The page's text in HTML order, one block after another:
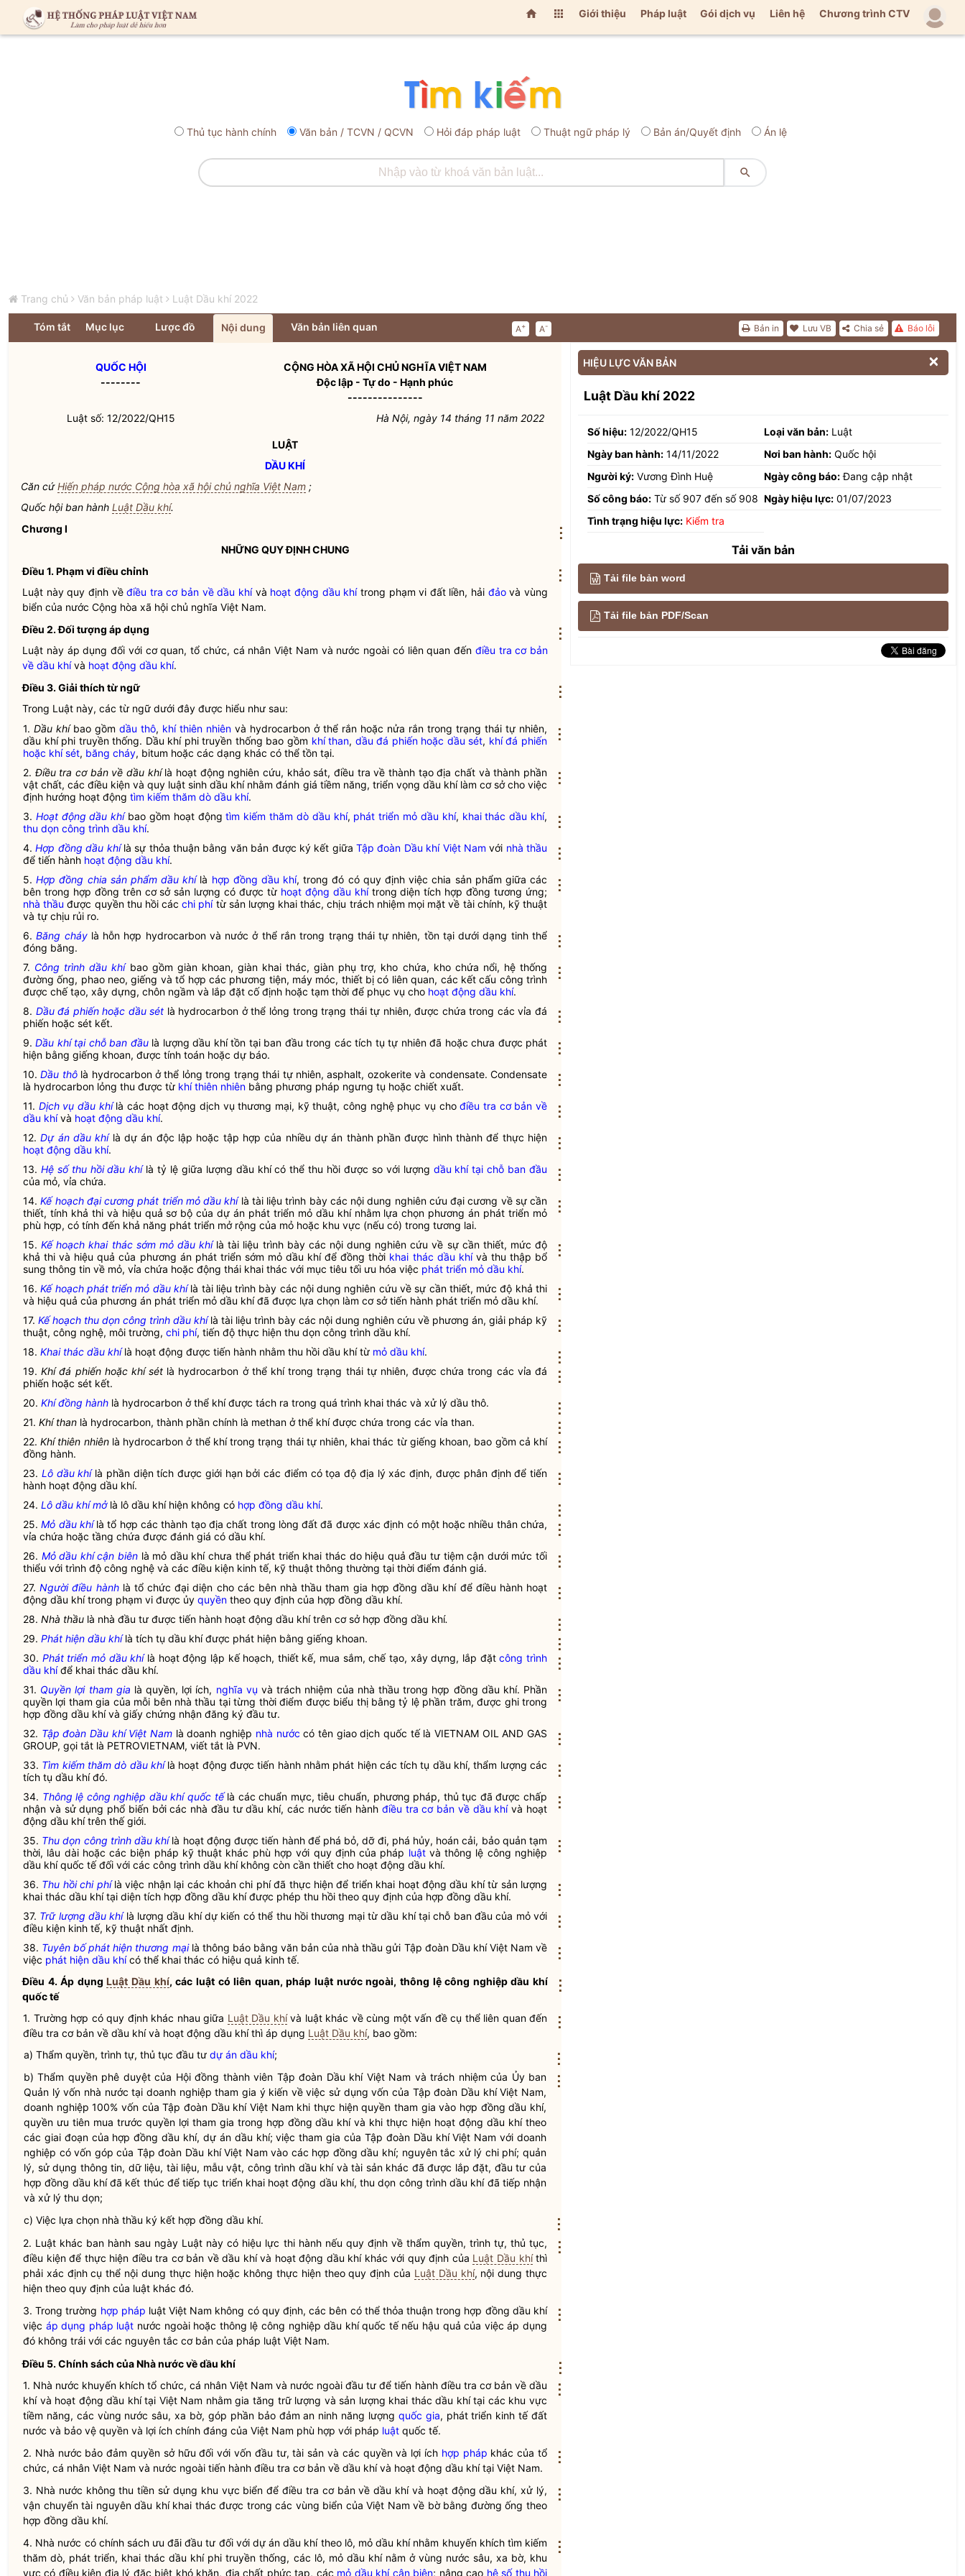
  Giới thiệu Pháp luật Gói dịch vụ Liên hệ Chương trình CTV
Thủ tục hành chính Văn bản / TCVN / QCVN Hỏi đáp pháp luật Thuật ngữ pháp lý Bản án/Quyết định Án lệ

Trang chủ Văn bản pháp luật Luật Dầu khí 2022
Tóm tắt Mục lục Lược đồ Nội dung Văn bản liên quan A+ A- Báo lỗi
Chia sẻ
Lưu VB
Bản in
QUỐC HỘI
--------
CỘNG HÒA XÃ HỘI CHỦ NGHĨA VIỆT NAM
Độc lập - Tự do - Hạnh phúc
---------------
Luật số: 12/2022/QH15
Hà Nội, ngày 14 tháng 11 năm 2022
LUẬT
DẦU KHÍ
Căn cứHiến pháp nước Cộng hòa xã hội chủ nghĩa Việt Nam ;
Quốc hộiban hành Luật Dầu khí.
Chương I
NHỮNG QUY ĐỊNH CHUNG
Điều 1. Phạm vi điều chỉnh
Luật này quy định vềđiều tra cơ bản về dầu khívà hoạt động dầu khítrong phạm vi đất liền, hải đảovà vùng
biển của nước Cộng hòa xã hội chủ nghĩa Việt Nam.
Điều 2. Đối tượng áp dụng
Luật này áp dụng đối với cơ quan, tổ chức, cá nhân Việt Nam và nước ngoài có liên quan đến điều tra cơ bản
về dầu khívà hoạt động dầu khí.
Điều 3. Giải thích từ ngữ
Trong Luật này, các từ ngữ dưới đây được hiểu như sau:
1. Dầu khíbao gồm dầu thô, khí thiên nhiên và hydrocarbon ở thể rắn hoặc nửa rắn trong trạng thái tự nhiên,
dầu khíphi truyền thống. Dầu khíphi truyền thống bao gồm khí than, dầu đá phiến hoặc dầu sét, khí đá phiến
hoặc khí sét, băng cháy, bitum hoặc các dạng khác có thể tồn tại.
2. Điều tra cơ bản về dầu khílà hoạt động nghiên cứu, khảo sát, điều tra về thành tạo địa chất và thành phần
vật chất, các điều kiện và quy luật sinh dầu khí nhằm đánh giá tiềm năng, triển vọng dầu khí làm cơ sở cho việc
định hướng hoạt động tìm kiếm thăm dò dầu khí.
3. Hoạt động dầu khí bao gồm hoạt độngtìm kiếm thăm dò dầu khí, phát triển mỏ dầu khí, khai thác dầu khí,
thu dọn công trình dầu khí.
4.Hợp đồng dầu khílà sự thỏa thuận bằng văn bản được ký kết giữa Tập đoàn Dầu khí Việt Nam với nhà thầu
để tiến hành hoạt động dầu khí.
5.Hợp đồng chia sản phẩm dầu khílà hợp đồng dầu khí, trong đó có quy định việc chia sản phẩm giữa các
bên trong hợp đồng trên cơ sở sản lượng có được từ hoạt động dầu khítrong diện tích hợp đồng tương ứng;
nhà thầu được quyền thu hồi cácchi phítừ sản lượng khai thác, chịu trách nhiệm mọi mặt về tài chính, kỹ thuật
và tự chịu rủi ro.
6.Băng cháy là hỗn hợp hydrocarbon và nước ở thể rắn trong trạng thái tự nhiên, tồn tại dưới dạng tinh thể
đóng băng.
7. Công trình dầu khíbao gồm giàn khoan, giàn khai thác, giàn phụ trợ, kho chứa, kho chứa nổi, hệ thống
đường ống, phao neo, giếng và tổ hợp các phương tiện, máy móc, thiết bị có liên quan, các kết cấu công trình
được chế tạo, xây dựng, chôn ngầm và lắp đặt cố định hoặc tạm thời để phục vụ cho hoạt động dầu khí.
8. Dầu đá phiến hoặc dầu sét là hydrocarbon ở thể lỏng trong trạng thái tự nhiên, được chứa trong các vỉa đá
phiến hoặc sét kết.
9.Dầu khí tại chỗ ban đầulà lượng dầu khí tồn tại ban đầu trong các tích tụ tự nhiên đã hoặc chưa được phát
hiện bằng giếng khoan, được tính toán hoặc dự báo.
10.Dầu thôlà hydrocarbon ở thể lỏng trong trạng thái tự nhiên, asphalt, ozokerite và condensate. Condensate
là hydrocarbon lỏng thu được từ khí thiên nhiên bằng phương pháp ngưng tụ hoặc chiết xuất.
11. Dịch vụ dầu khílà các hoạt động dịch vụ thương mại, kỹ thuật, công nghệ phục vụ chođiều tra cơ bản về
dầu khívà hoạt động dầu khí.
12.Dự án dầu khí là dự án độc lập hoặc tập hợp của nhiều dự án thành phần được hình thành để thực hiện
hoạt động dầu khí.
13. Hệ số thu hồi dầu khílà tỷ lệ giữa lượng dầu khí có thể thu hồi được so với lượng dầu khí tại chỗ ban đầu
của mỏ, vỉa chứa.
14.Kế hoạch đại cương phát triển mỏ dầu khí là tài liệu trình bày các nội dung nghiên cứu đại cương về sự cần
thiết, tính khả thi và hiệu quả sơ bộ của dự án phát triển mỏ dầu khí nhằm lựa chọn phương án phát triển mỏ
phù hợp, có tính đến khả năng phát triển mở rộng của mỏ hoặc khu vực (nếu có) trong tương lai.
15.Kế hoạch khai thác sớm mỏ dầu khí là tài liệu trình bày các nội dung nghiên cứu về sự cần thiết, mức độ
khả thi và hiệu quả của phương án phát triển sớm mỏ dầu khí để đồng thời khai thác dầu khívà thu thập bổ
sung thông tin về mỏ, vỉa chứa hoặc động thái khai thác với mục tiêu tối ưu hóa việc phát triển mỏ dầu khí.
16.Kế hoạch phát triển mỏ dầu khí là tài liệu trình bày các nội dung nghiên cứu về sự cần thiết, mức độ khả thi
và hiệu quả của phương án phát triển mỏ dầu khí đã được lựa chọn làm cơ sở tiến hành phát triển mỏ dầu khí.
17. Kế hoạch thu dọn công trình dầu khílà tài liệu trình bày các nội dung nghiên cứu về phương án, giải pháp kỹ
thuật, công nghệ, môi trường, chi phí, tiến độ thực hiện thu dọn công trình dầu khí.
18. Khai thác dầu khílà hoạt động được tiến hành nhằm thu hồi dầu khí từ mỏ dầu khí.
19.Khí đá phiến hoặc khí sét là hydrocarbon ở thể khí trong trạng thái tự nhiên, được chứa trong các vỉa đá
phiến hoặc sét kết.
20. Khí đồng hành là hydrocarbon ở thể khí được tách ra trong quá trình khai thác và xử lý dầu thô.
21. Khí than là hydrocarbon, thành phần chính là methan ở thể khí được chứa trong các vỉa than.
22.Khí thiên nhiênlà hydrocarbon ở thể khí trong trạng thái tự nhiên, khai thác từ giếng khoan, bao gồm cả khí
đồng hành.
23. Lô dầu khí là phần diện tích được giới hạn bởi các điểm có tọa độ địa lý xác định, được phân định để tiến
hành hoạt động dầu khí.
24. Lô dầu khí mở là lô dầu khí hiện không có hợp đồng dầu khí.
25.Mỏ dầu khílà tổ hợp các thành tạo địa chất trong lòng đất đã được xác định có một hoặc nhiều thân chứa,
vỉa chứa hoặc tầng chứa được đánh giá có dầu khí.
26. Mỏ dầu khí cận biên là mỏ dầu khí chưa thể phát triển khai thác do hiệu quả đầu tư tiệm cận dưới mức tối
thiểu với trình độ công nghệ và các điều kiện kinh tế, kỹ thuật thông thường tại thời điểm đánh giá.
27.Người điều hànhlà tổ chức đại diện cho các bên nhà thầu tham gia hợp đồng dầu khíđể điều hành hoạt
động dầu khítrong phạm vi được ủy quyền theo quy định của hợp đồng dầu khí.
28. Nhà thầu là nhà đầu tư được tiến hành hoạt động dầu khítrên cơ sở hợp đồng dầu khí.
29. Phát hiện dầu khí là tích tụ dầu khí được phát hiện bằng giếng khoan.
30. Phát triển mỏ dầu khílà hoạt động lập kế hoạch, thiết kế, mua sắm, chế tạo, xây dựng, lắp đặtcông trình
dầu khíđể khai thác dầu khí.
31. Quyền lợi tham gia là quyền, lợi ích, nghĩa vụ và trách nhiệm của nhà thầu trong hợp đồng dầu khí. Phần
quyền lợi tham gia của mỗi bên nhà thầu tại từng thời điểm được biểu thị bằng tỷ lệ phần trăm, được ghi trong
hợp đồng dầu khívà giấy chứng nhận đăng ký đầu tư.
32. Tập đoàn Dầu khí Việt Nam là doanh nghiệp nhà nước có tên giao dịch quốc tế là VIETNAM OIL AND GAS
GROUP, gọi tắt là PETROVIETNAM, viết tắt là PVN.
33. Tìm kiếm thăm dò dầu khílà hoạt động được tiến hành nhằm phát hiện các tích tụ dầu khí, thẩm lượng các
tích tụ dầu khí đó.
34. Thông lệ công nghiệp dầu khí quốc tếlà các chuẩn mực, tiêu chuẩn, phương pháp, thủ tục đã được chấp
nhận và sử dụng phổ biến bởi các nhà đầu tư dầu khí, các nước tiến hành điều tra cơ bản về dầu khívà hoạt
động dầu khítrên thế giới.
35. Thu dọn công trình dầu khílà hoạt động được tiến hành để phá bỏ, dỡ đi, phá hủy, hoán cải, bảo quản tạm
thời, lâu dài hoặc các biện pháp kỹ thuật khác phù hợp với quy định của pháp luậtvàthông lệ công nghiệp
dầu khí quốc tếđối với các công trình dầu khí không còn cần thiết cho hoạt động dầu khí.
36. Thu hồi chi phí là việc nhận lại các khoản chi phí đã thực hiện để triển khai hoạt động dầu khítừ sản lượng
khai thác dầu khítại diện tích hợp đồng dầu khíđược phép thu hồi theo quy định của hợp đồng dầu khí.
37. Trữ lượng dầu khí là lượng dầu khí dự kiến có thể thu hồi thương mại từdầu khí tại chỗ ban đầu của mỏ với
điều kiện kinh tế, kỹ thuật nhất định.
38. Tuyên bố phát hiện thương mạilà thông báo bằng văn bản của nhà thầu gửi Tập đoàn Dầu khí Việt Nam về
việc phát hiện dầu khícó thể khai thác có hiệu quả kinh tế.
Điều 4. Áp dụngLuật Dầu khí, các luật có liên quan, pháp luật nước ngoài, thông lệ công nghiệp dầu khí
quốc tế
1. Trường hợp có quy định khác nhau giữa Luật Dầu khívà luật khác về cùng một vấn đề cụ thể liên quan đến
điều tra cơ bản về dầu khívà hoạt động dầu khíthì áp dụng Luật Dầu khí, bao gồm:
a) Thẩm quyền, trình tự, thủ tục đầu tư dự án dầu khí;
b) Thẩm quyền phê duyệt của Hội đồng thành viên Tập đoàn Dầu khí Việt Nam và trách nhiệm của Ủy ban
Quản lý vốn nhà nước tại doanh nghiệp tham gia ý kiến về việc sử dụng vốn của Tập đoàn Dầu khí Việt Nam,
doanh nghiệp 100% vốn củaTập đoàn Dầu khí Việt Nam khi thực hiện quyền tham gia vào hợp đồng dầu khí,
quyền ưu tiên mua trước quyền lợi tham gia trong hợp đồng dầu khívà khi thực hiện hoạt động dầu khítheo
các giai đoạn của hợp đồng dầu khí, dự án dầu khí; việc tham gia của Tập đoàn Dầu khí Việt Nam với doanh
nghiệp có vốn góp của Tập đoàn Dầu khí Việt Nam vào các hợp đồng dầu khí; nguyên tắc xử lý chi phí; quản
lý, sử dụng thông tin, dữ liệu, tài liệu, mẫu vật, công trình dầu khí và tài sản khác đã được lắp đặt, đầu tư của
hợp đồng dầu khíđã kết thúc để tiếp tục triển khai hoạt động dầu khí, thu dọn công trình dầu khíđã tiếp nhận
và xử lý thu dọn;
c) Việc lựa chọn nhà thầu ký kết hợp đồng dầu khí.
2. Luật khác ban hành sau ngày Luật này có hiệu lực thi hành nếu quy định về thẩm quyền, trình tự, thủ tục,
điều kiện để thực hiện điều tra cơ bản về dầu khívà hoạt động dầu khíkhác với quy định của Luật Dầu khíthì
phải xác định cụ thể nội dung thực hiện hoặc không thực hiện theo quy định của Luật Dầu khí, nội dung thực
hiện theo quy định của luật khác đó.
3. Trong trường hợp pháp luật Việt Nam không có quy định, các bên có thể thỏa thuận trong hợp đồng dầu khí
việc áp dụng pháp luật nước ngoài hoặc thông lệ công nghiệp dầu khí quốc tếnếu hậu quả của việc áp dụng
đó không trái với các nguyên tắc cơ bản của pháp luật Việt Nam.
Điều 5. Chính sách củaNhà nướcvềdầu khí
1. Nhà nước khuyến khích tổ chức, cá nhân Việt Nam và nước ngoài đầu tư để tiến hành điều tra cơ bản về dầu
khívà hoạt động dầu khítại Việt Nam nhằm gia tăng trữ lượng và sản lượng khai thác dầu khítại các khu vực
tiềm năng, các vùng nước sâu, xa bờ, góp phần bảo đảm an ninh năng lượng quốc gia, phát triển kinh tế đất
nước và bảo vệ quyền và lợi ích chính đáng của Việt Nam phù hợp với pháp luật quốc tế.
2. Nhà nước bảo đảmquyền sở hữu đối với vốn đầu tư, tài sản và các quyềnvà lợi ích hợp pháp khác của tổ
chức, cá nhân Việt Nam và nước ngoài tiến hành điều tra cơ bản về dầu khívà hoạt động dầu khítại Việt Nam.
3. Nhà nước không thu tiền sử dụng khu vực biển để điều tra cơ bản về dầu khí và hoạt động dầu khí, xử lý,
vận chuyển tài nguyên dầu khí khai thác được trong các vùng biển của Việt Nam về bờ bằng đường ống theo
hợp đồng dầu khí.
4. Nhà nước có chính sách ưu đãi đầu tư đối với dự án dầu khítheo lô, mỏ dầu khí nhằm khuyến khích tìm kiếm
thăm dò, phát triển, khai thác dầu khíphi truyền thống, các lô, mỏ dầu khí nằm ở vùng nước sâu, xa bờ, khu
vực có điều kiện địa lý đặc biệt khó khăn, địa chất phức tạp, các mỏ dầu khí cận biên; nâng cao hệ số thu hồi
HIỆU LỰC VĂN BẢN 
Luật Dầu khí 2022
Số hiệu: 12/2022/QH15 Loại văn bản: Luật
Ngày ban hành: 14/11/2022 Nơi ban hành: Quốc hội
Người ký: Vương Đình Huệ Ngày công báo:Đang cập nhật
Số công báo: Từ số 907 đến số 908 Ngày hiệu lực: 01/07/2023
Tình trạng hiệu lực: Kiểm tra
Tải văn bản
Tải file bản word
Tải file bản PDF/Scan
⋮
⋮
⋮
⋮
⋮
⋮
⋮
⋮
⋮
⋮
⋮
⋮
⋮
⋮
⋮
⋮
⋮
⋮
⋮
⋮
⋮
⋮
⋮
⋮
⋮
⋮
⋮
⋮
⋮
⋮
⋮
⋮
⋮
⋮
⋮
⋮
⋮
⋮
⋮
⋮
⋮
⋮
⋮
⋮
⋮
⋮
⋮
⋮
⋮
⋮
⋮
⋮
⋮
⋮